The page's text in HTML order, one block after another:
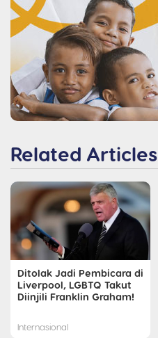
Related Articles
Ditolak Jadi Pembicara di
Liverpool, LGBTQ Takut
Diinjili Franklin Graham!
Internasional